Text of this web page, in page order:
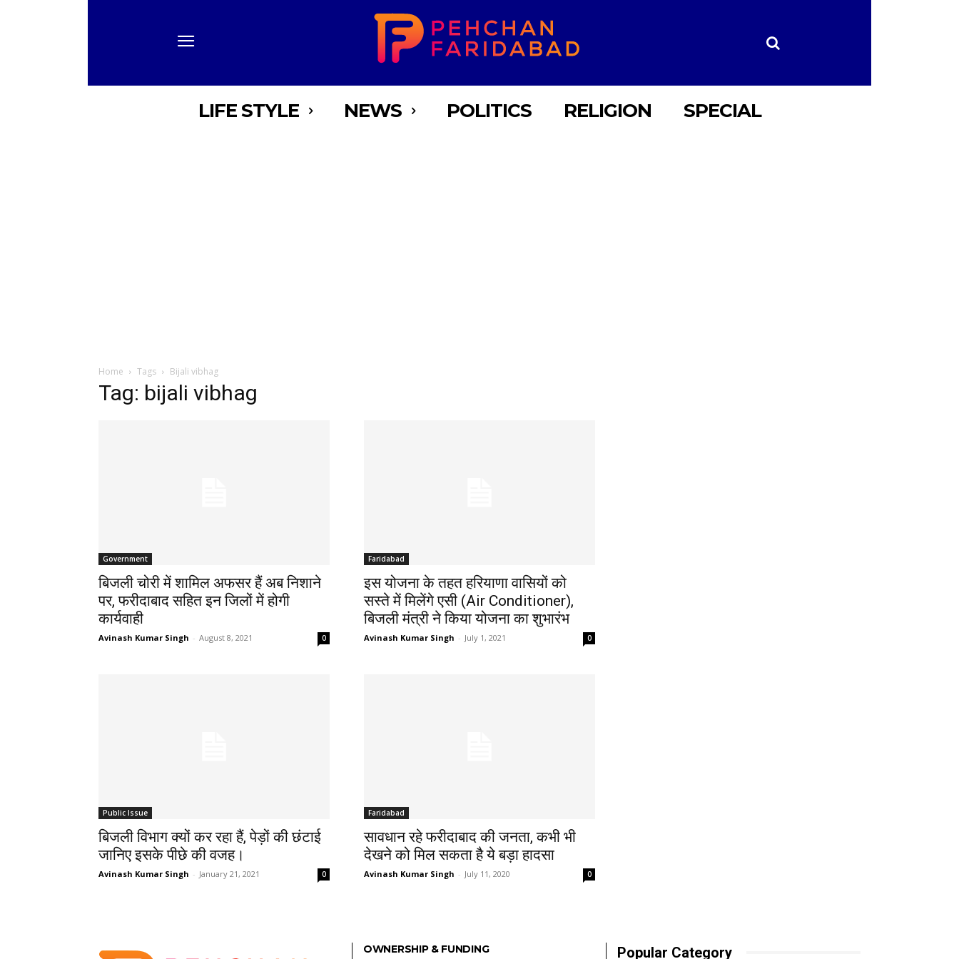
LIFE STYLE NEWS POLITICS RELIGION SPECIAL
Home Tags Bijali vibhag
Tag: bijali vibhag
Government
बिजली चोरी में शामिल अफसर हैं अब निशाने
पर, फरीदाबाद सहित इन जिलों में होगी
कार्यवाही
Avinash Kumar Singh - August 8, 2021 0
Faridabad
इस योजना के तहत हरियाणा वासियों को
सस्ते में मिलेंगे एसी (Air Conditioner),
बिजली मंत्री ने किया योजना का शुभारंभ
Avinash Kumar Singh - July 1, 2021 0
Public Issue
बिजली विभाग क्यों कर रहा हैं, पेड़ों की छंटाई
जानिए इसके पीछे की वजह।
Avinash Kumar Singh - January 21, 2021 0
Faridabad
सावधान रहे फरीदाबाद की जनता, कभी भी
देखने को मिल सकता है ये बड़ा हादसा
Avinash Kumar Singh - July 11, 2020 0
OWNERSHIP & FUNDING Popular Category